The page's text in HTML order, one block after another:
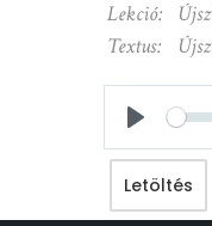
Lekció:
Textus:
Letöltés